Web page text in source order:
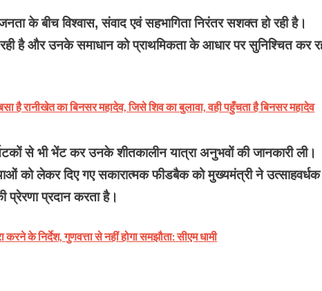
के बीच विश्वास, संवाद एवं सहभागिता निरंतर सशक्त हो रही है।
और उनके समाधान को प्राथमिकता के आधार पर सुनिश्चित कर
का बिनसर महादेव, जिसे शिव का बुलावा, वही पहुँचता है बिनसर महादेव
से भी भेंट कर उनके शीतकालीन यात्रा अनुभवों की जानकारी ली।
को लेकर दिए गए सकारात्मक फीडबैक को मुख्यमंत्री ने उत्साहवर्धक
प्रदान करता है।
करने के निर्देश, गुणवत्ता से नहीं होगा समझौता: सीएम धामी